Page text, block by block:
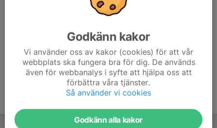
Risveden,
Ljusevattnet: https://goo.gl/maps/Pegs7iFAKqEPQW3E7
Godkänn kakor
Vi använder oss av kakor (cookies) för att vår
webbplats ska fungera bra för dig. De används
även för webbanalys i syfte att hjälpa oss att
förbättra våra tjänster.
Så använder vi cookies
Godkänn alla kakor